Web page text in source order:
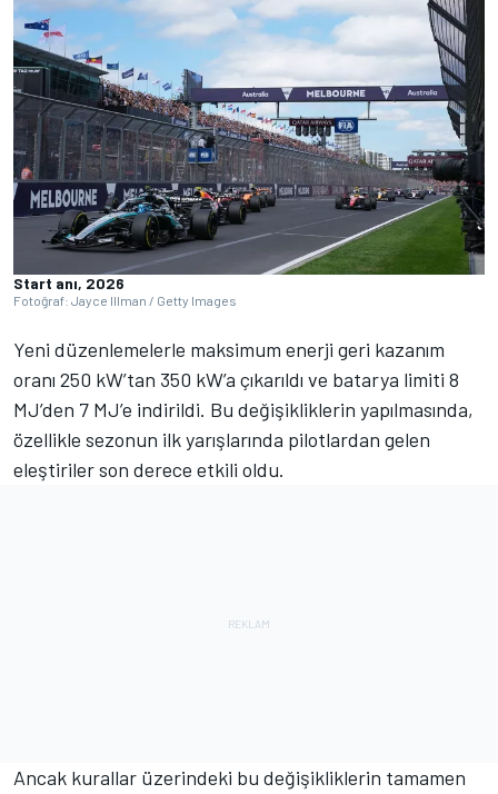
Start anı, 2026
Fotoğraf: Jayce Illman / Getty Images
Yeni düzenlemelerle maksimum enerji geri kazanım
oranı 250 kW’tan 350 kW’a çıkarıldı ve batarya limiti 8
MJ’den 7 MJ’e indirildi. Bu değişikliklerin yapılmasında,
özellikle sezonun ilk yarışlarında pilotlardan gelen
eleştiriler son derece etkili oldu.
Ancak kurallar üzerindeki bu değişikliklerin tamamen